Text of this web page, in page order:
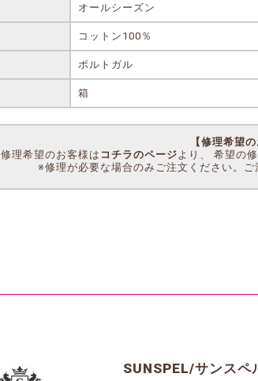
オールシーズン
コットン100％
ポルトガル
箱
【修理希望
修理希望のお客様は コチラのページ より、 希望の
※修理が必要な場合のみご注文ください。ご
SUNSPEL/サンスペ